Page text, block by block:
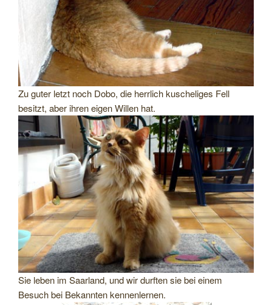
Zu guter letzt noch Dobo, die herrlich kuscheliges Fell
besitzt, aber ihren eigen Willen hat.
Sie leben im Saarland, und wir durften sie bei einem
Besuch bei Bekannten kennenlernen.